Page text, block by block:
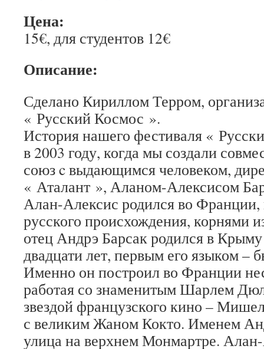
Цена:
15€, для студентов 12€
Описание:
Сделано Кириллом Терром,
« Русский Космос ».
История нашего фестиваля «
в 2003 году, когда мы создали
союз c выдающимся человеком,
« Аталант », Аланом-Алексисом
Алан-Алексис родился во Франции,
русского происхождения, корнями
отец Андрэ Барсак родился в
двадцати лет, первым его языком –
Именно он построил во Франции
работая со знаменитым Шарлем
звездой французского кино –
с великим Жаном Кокто. Именем
улица на верхнем Монмартре.